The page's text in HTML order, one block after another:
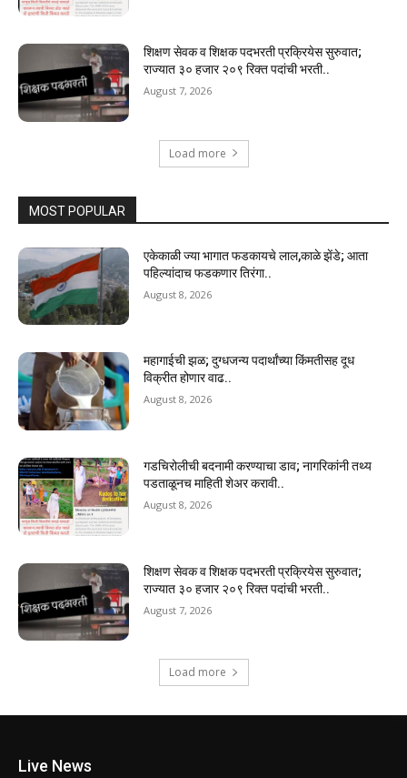
शिक्षण सेवक व शिक्षक पदभरती प्रक्रियेस सुरुवात;
राज्यात ३० हजार २०९ रिक्त पदांची भरती..
August 7, 2026
Load more
MOST POPULAR
एकेकाळी ज्या भागात फडकायचे लाल,काळे झेंडे; आता
पहिल्यांदाच फडकणार तिरंगा..
August 8, 2026
महागाईची झळ; दुग्धजन्य पदार्थांच्या किंमतीसह दूध
विक्रीत होणार वाढ..
August 8, 2026
गडचिरोलीची बदनामी करण्याचा डाव; नागरिकांनी तथ्य
पडताळूनच माहिती शेअर करावी..
August 8, 2026
शिक्षण सेवक व शिक्षक पदभरती प्रक्रियेस सुरुवात;
राज्यात ३० हजार २०९ रिक्त पदांची भरती..
August 7, 2026
Load more
Live News